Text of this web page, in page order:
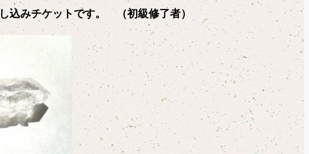
込みチケットです。 （初級修了者）